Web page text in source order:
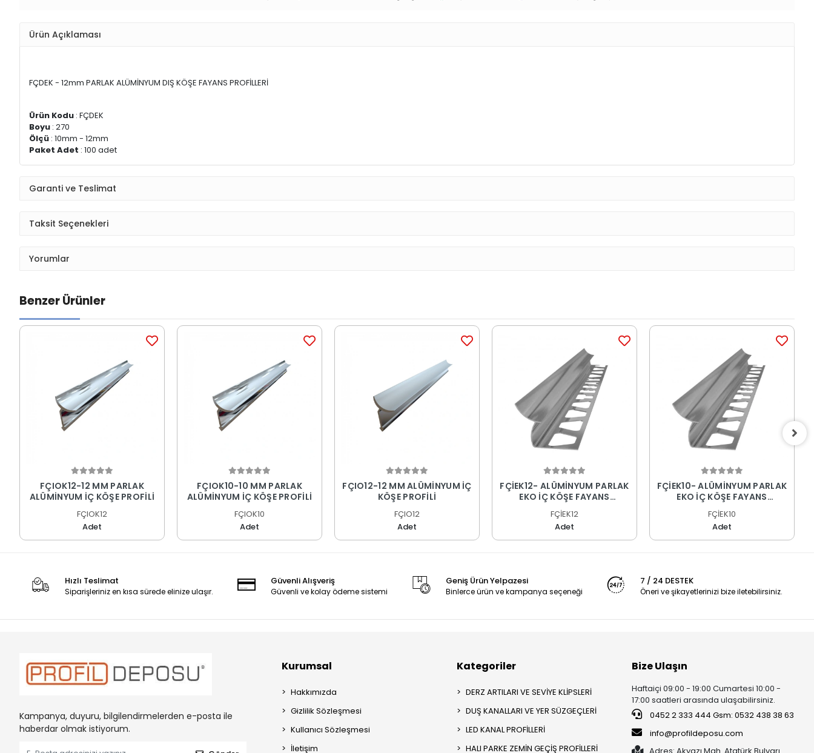
Ürün Açıklaması
FÇDEK - 12mm PARLAK ALÜMİNYUM DIŞ KÖŞE FAYANS PROFİLLERİ
Ürün Kodu : FÇDEK
Boyu : 270
Ölçü : 10mm - 12mm
Paket Adet : 100 adet
Garanti ve Teslimat
Taksit Seçenekleri
Yorumlar
Benzer Ürünler
FÇIOK12-12 MM PARLAK
ALÜMİNYUM İÇ KÖŞE PROFİLİ
FÇIOK12
Adet
FÇIOK10-10 MM PARLAK
ALÜMİNYUM İÇ KÖŞE PROFİLİ
FÇIOK10
Adet
FÇIO12-12 MM ALÜMİNYUM İÇ
KÖŞE PROFİLİ
FÇIO12
Adet
FÇİEK12- ALÜMİNYUM PARLAK
EKO İÇ KÖŞE FAYANS
PROFİLLERİ 270 CM
FÇİEK12
Adet
FÇİEK10- ALÜMİNYUM PARLAK
EKO İÇ KÖŞE FAYANS
PROFİLLERİ 270 CM
FÇİEK10
Adet
Hızlı Teslimat
Siparişleriniz en kısa sürede elinize ulaşır.
Güvenli Alışveriş
Güvenli ve kolay ödeme sistemi
Geniş Ürün Yelpazesi
Binlerce ürün ve kampanya seçeneği
7 / 24 DESTEK
Öneri ve şikayetlerinizi bize iletebilirsiniz.
Kampanya, duyuru, bilgilendirmelerden e-posta ile
haberdar olmak istiyorum.
Kurumsal
Hakkımızda
Gizlilik Sözleşmesi
Kullanıcı Sözleşmesi
İletişim
Kategoriler
DERZ ARTILARI VE SEVİYE KLİPSLERİ
DUŞ KANALLARI VE YER SÜZGEÇLERİ
LED KANAL PROFİLLERİ
HALI PARKE ZEMİN GEÇİŞ PROFİLLERİ
Bize Ulaşın
Haftaiçi 09:00 - 19:00 Cumartesi 10:00 -
17:00 saatleri arasında ulaşabilirsiniz.
0452 2 333 444 Gsm: 0532 438 38 63
info@profildeposu.com